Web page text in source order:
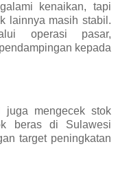
kenaikan, tapi
lainnya masih stabil.
operasi pasar,
kepada
juga mengecek stok
beras di Sulawesi
target peningkatan